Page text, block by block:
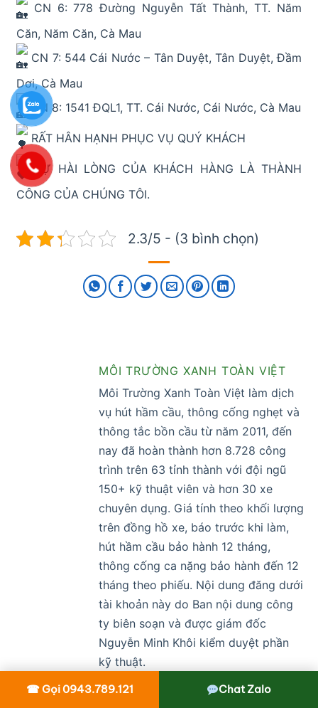
CN 6: 778 Đường Nguyễn Tất Thành, TT. Năm
Căn, Năm Căn, Cà Mau
CN 7: 544 Cái Nước – Tân Duyệt, Tân Duyệt, Đầm
Dơi, Cà Mau
CN 8: 1541 ĐQL1, TT. Cái Nước, Cái Nước, Cà Mau
RẤT HÂN HẠNH PHỤC VỤ QUÝ KHÁCH
SỰ HÀI LÒNG CỦA KHÁCH HÀNG LÀ THÀNH
CÔNG CỦA CHÚNG TÔI.
2.3/5 - (3 bình chọn)
MÔI TRƯỜNG XANH TOÀN VIỆT
Môi Trường Xanh Toàn Việt làm dịch
vụ hút hầm cầu, thông cống nghẹt và
thông tắc bồn cầu từ năm 2011, đến
nay đã hoàn thành hơn 8.728 công
trình trên 63 tỉnh thành với đội ngũ
150+ kỹ thuật viên và hơn 30 xe
chuyên dụng. Giá tính theo khối lượng
trên đồng hồ xe, báo trước khi làm,
hút hầm cầu bảo hành 12 tháng,
thông cống ca nặng bảo hành đến 12
tháng theo phiếu. Nội dung đăng dưới
tài khoản này do Ban nội dung công
ty biên soạn và được giám đốc
Nguyễn Minh Khôi kiểm duyệt phần
kỹ thuật.
☎ Gọi 0943.789.121 Chat Zalo